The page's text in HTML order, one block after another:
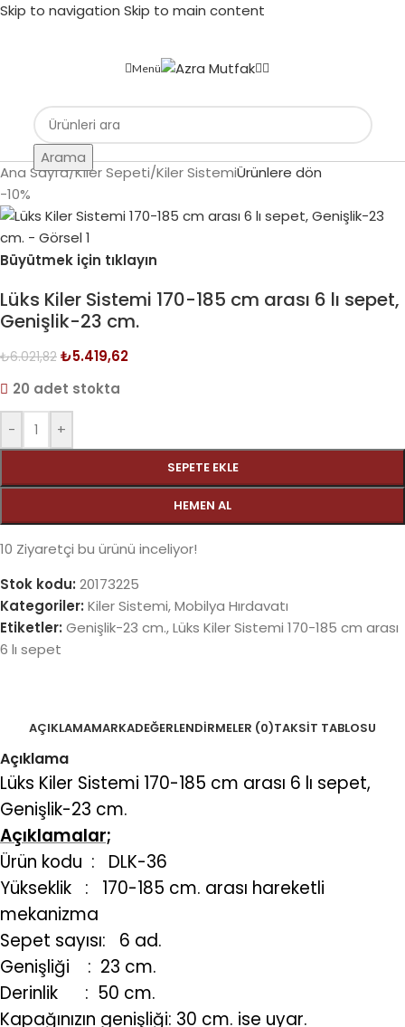
Skip to navigation Skip to main content
Menü
Arama
Ana Sayfa/Kiler Sepeti/Kiler SistemiÜrünlere dön
-10%
Büyütmek için tıklayın
Lüks Kiler Sistemi 170-185 cm arası 6 lı sepet,
Genişlik-23 cm.
₺6.021,82 ₺5.419,62
20 adet stokta
- +
SEPETE EKLE
HEMEN AL
10 Ziyaretçi bu ürünü inceliyor!
Stok kodu: 20173225
Kategoriler: Kiler Sistemi,Mobilya Hırdavatı
Etiketler: Genişlik-23 cm.,Lüks Kiler Sistemi 170-185 cm arası
6 lı sepet
AÇIKLAMAMARKADEĞERLENDIRMELER (0)TAKSIT TABLOSU
Açıklama
Lüks Kiler Sistemi 170-185 cm arası 6 lı sepet,
Genişlik-23 cm.
Açıklamalar;
Ürün kodu : DLK-36
Yükseklik : 170-185 cm. arası hareketli
mekanizma
Sepet sayısı: 6 ad.
Genişliği : 23 cm.
Derinlik : 50 cm.
Kapağınızın genişliği: 30 cm. ise uyar.